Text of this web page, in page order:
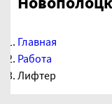
Главная
Работа
Лифтер